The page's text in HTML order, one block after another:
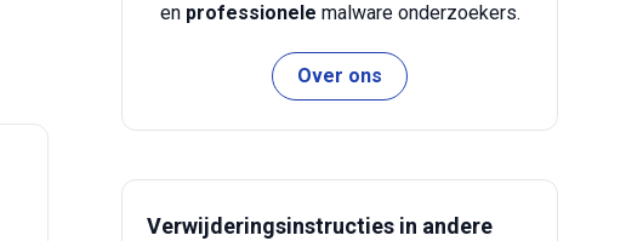
en professionele malware onderzoekers.
Over ons
Verwijderingsinstructies in andere